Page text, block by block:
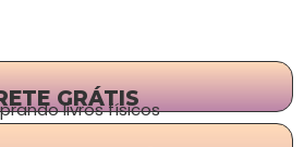
GRÁTIS
livros físicos